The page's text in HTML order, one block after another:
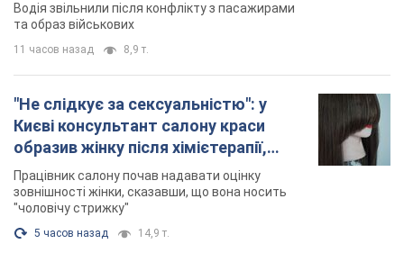
Водія звільнили після конфлікту з пасажирами
та образ військових
11 часов назад 8,9 т.
"Не слідкує за сексуальністю": у
Києві консультант салону краси
образив жінку після хімієтерапії,
розгорівся скандал. Фото
Працівник салону почав надавати оцінку
зовнішності жінки, сказавши, що вона носить
"чоловічу стрижку"
5 часов назад 14,9 т.